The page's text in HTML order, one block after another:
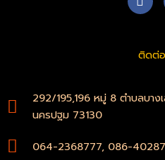
a
c
o
-
ติดต่อ
292/195,196 หมู่ 8 ตำบลบาง
นครปฐม 73130
064-2368777, 086-